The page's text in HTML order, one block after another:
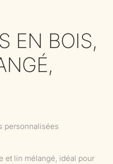
EN BOIS,
personnalisées
et lin mélangé, idéal pour